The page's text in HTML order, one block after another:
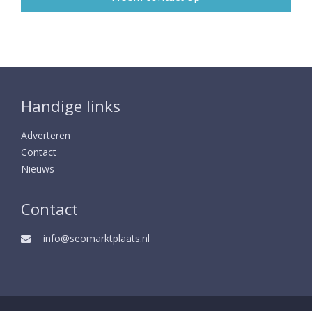
Handige links
Adverteren
Contact
Nieuws
Contact
info@seomarktplaats.nl